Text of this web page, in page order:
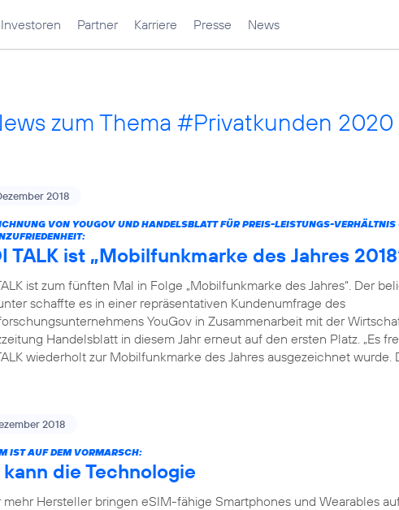
Investoren Partner Karriere Presse News
zum Thema #Privatkunden 2020
2018
VON YOUGOV UND HANDELSBLATT FÜR PREIS-LEISTUNGS-VERHÄLTNIS
TALK ist „Mobilfunkmarke des Jahres
ist zum fünften Mal in Folge „Mobilfunkmarke des Jahres“. Der
schaffte es in einer repräsentativen Kundenumfrage des
YouGov in Zusammenarbeit mit der
Handelsblatt in diesem Jahr erneut auf den ersten Platz. „Es
wiederholt zur Mobilfunkmarke des Jahres ausgezeichnet wurde.
2018
IST AUF DEM VORMARSCH:
kann die Technologie
mehr Hersteller bringen eSIM-fähige Smartphones und Wearables